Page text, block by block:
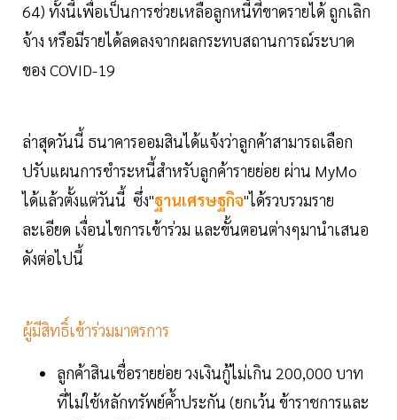
64) ทั้งนี้เพื่อเป็นการช่วยเหลือลูกหนี้ที่ขาดรายได้ ถูกเลิก
จ้าง หรือมีรายได้ลดลงจากผลกระทบสถานการณ์ระบาด
ของ COVID-19
ล่าสุดวันนี้ ธนาคารออมสินได้แจ้งว่าลูกค้าสามารถเลือก
ปรับแผนการชำระหนี้สำหรับลูกค้ารายย่อย ผ่าน MyMo
ได้แล้วตั้งแต่วันนี้ ซึ่ง"ฐานเศรษฐกิจ"ได้รวบรวมราย
ละเอียด เงื่อนไขการเข้าร่วม และขั้นตอนต่างๆมานำเสนอ
ดังต่อไปนี้
ผู้มีสิทธิ์เข้าร่วมมาตรการ
ลูกค้าสินเชื่อรายย่อย วงเงินกู้ไม่เกิน 200,000 บาท
ที่ไม่ใช้หลักทรัพย์ค้ำประกัน (ยกเว้น ข้าราชการและ